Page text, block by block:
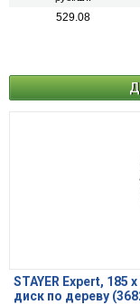
529.08
STAYER Expert,
диск по дереву